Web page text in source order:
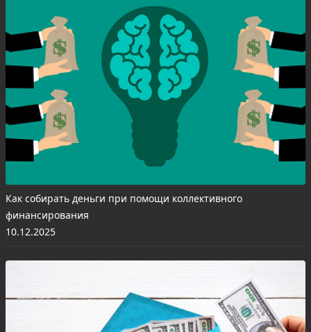
Как собирать деньги при помощи коллективного
финансирования
10.12.2025